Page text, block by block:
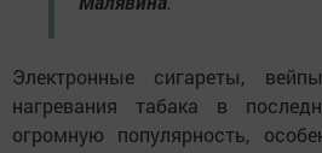
Электронные сигареты,
нагревания табака в
огромную популярность,